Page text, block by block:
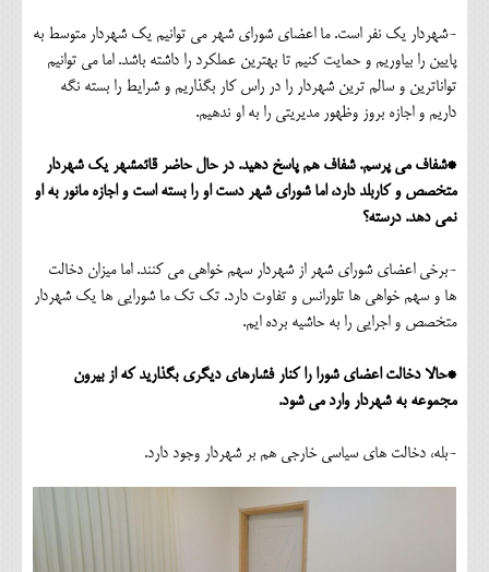
-شهردار یک نفر است. ما اعضای شورای شهر می توانیم یک شهردار متوسط به
پایین را بیاوریم و حمایت کنیم تا بهترین عملکرد را داشته باشد. اما می توانیم
تواناترین و سالم ترین شهردار را در راس کار بگذاریم و شرایط را بسته نگه
داریم و اجازه بروز وظهور مدیریتی را به او ندهیم.
*شفاف می پرسم. شفاف هم پاسخ دهید. در حال حاضر قائمشهر یک شهردار
متخصص و کاربلد دارد، اما شورای شهر دست او را بسته است و اجازه مانور به او
نمی دهد. درسته؟
-برخی اعضای شورای شهر از شهردار سهم خواهی می کنند. اما میزان دخالت
ها و سهم خواهی ها تلورانس و تفاوت دارد. تک تک ما شورایی ها یک شهردار
متخصص و اجرایی را به حاشیه برده ایم.
*حالا دخالت اعضای شورا را کنار فشارهای دیگری بگذارید که از بیرون
مجموعه به شهردار وارد می شود.
-بله، دخالت های سیاسی خارجی هم بر شهردار وجود دارد.